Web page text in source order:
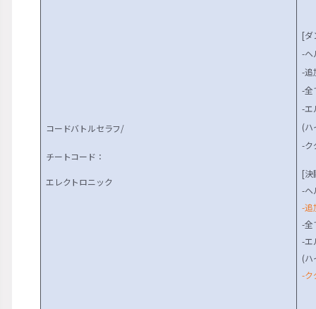
コードバトルセラフ/
チートコード：
エレクトロニック
[ダ
-ヘ
-追
-全
-エ
(ハ
-ク
[決
-ヘ
-追
-全
-エ
(ハ
-ク